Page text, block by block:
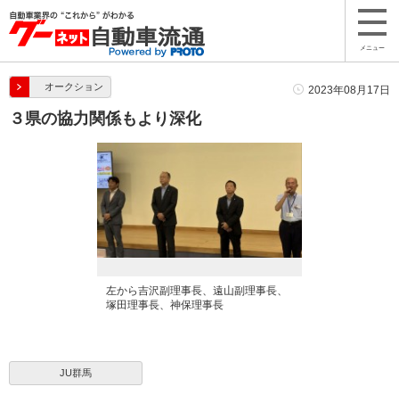
メニュー
オークション 2023年08月17日
３県の協力関係もより深化
左から吉沢副理事長、遠山副理事長、
塚田理事長、神保理事長
JU群馬